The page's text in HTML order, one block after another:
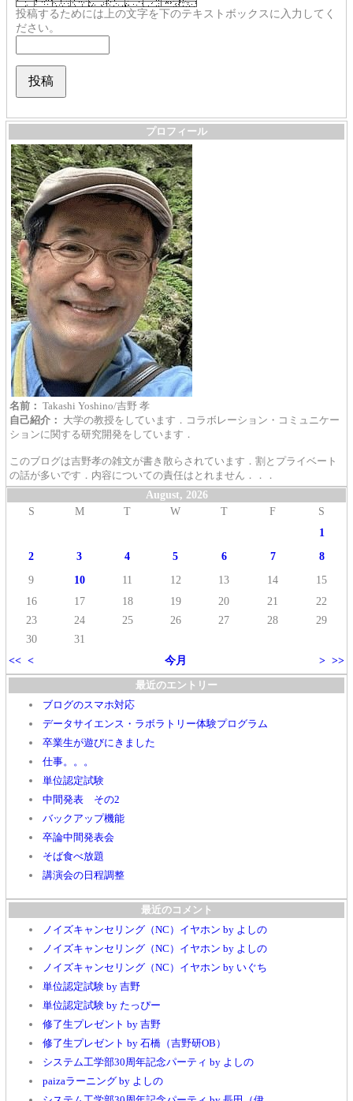
プロフィール
名前： Takashi Yoshino/吉野 孝
自己紹介： 大学の教授をしています．コラボレーション・コミュニケー
ションに関する研究開発をしています．
このブログは吉野孝の雑文が書き散らされています．割とプライベート
の話が多いです．内容についての責任はとれません．．．
August, 2026
S
M T W T F
S
1
2
3 4 5 6 7
8
9
10 11 12 13 14
15
16
17 18 19 20 21
22
23
24 25 26 27 28
29
30
31
<< < 今月 > >>
最近のエントリー
ブログのスマホ対応
データサイエンス・ラボラトリー体験プログラム
卒業生が遊びにきました
仕事。。。
単位認定試験
中間発表 その2
バックアップ機能
卒論中間発表会
そば食べ放題
講演会の日程調整
最近のコメント
ノイズキャンセリング（NC）イヤホン by よしの
ノイズキャンセリング（NC）イヤホン by よしの
ノイズキャンセリング（NC）イヤホン by いぐち
単位認定試験 by 吉野
単位認定試験 by たっぴー
修了生プレゼント by 吉野
修了生プレゼント by 石橋（吉野研OB）
システム工学部30周年記念パーティ by よしの
paizaラーニング by よしの
投稿するためには上の文字を下のテキストボックスに入力してく
ださい。